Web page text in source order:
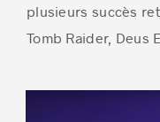
plusieurs succès
Tomb Raider, Deus